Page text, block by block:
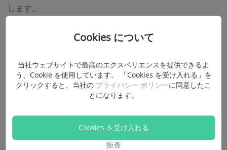
します。
メモがiCloudに同期されている場合、「FonePaw iPhone
ることもできます。 「iCloudバックアップファイルから
復元」を選択し、iCloudアカウントでサインインしたら、
お目当てのメモをダウンロードすることができます。
Cookies について
当社ウェブサイトで最高のエクスペリエンスを提供できるよ
う、Cookie を使用しています。 「Cookies を受け入れる」を
クリックすると、当社の プライバシー ポリシーに同意したこ
とになります。
Cookies を受け入れる
拒否